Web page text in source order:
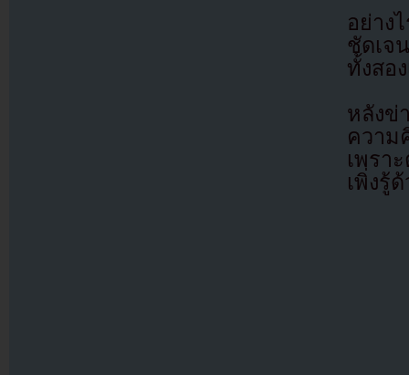
อย่าง
ชัดเจ
ทั้งสอ
หลังข่
ความ
เพรา
เพิ่งรู้